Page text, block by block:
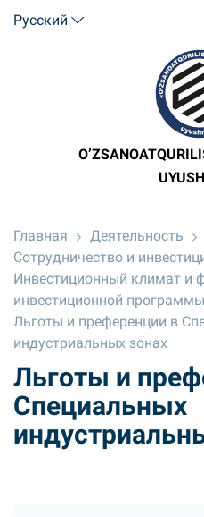
Русский
Главная
Деятельность
Сотрудничество и
Инвестиционный климат и
инвестиционной программы
Льготы и преференции в
индустриальных зонах
Льготы и
Специальных